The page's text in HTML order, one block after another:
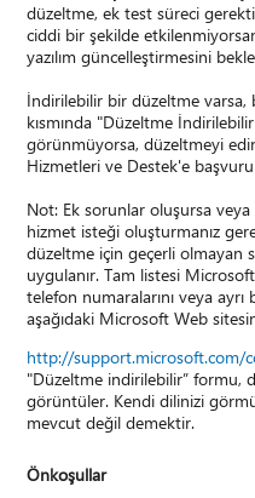
düzeltme, ek test süreci
ciddi bir şekilde
yazılım güncelleştirmesini
İndirilebilir bir düzeltme varsa,
kısmında "Düzeltme
görünmüyorsa, düzeltmeyi
Hizmetleri ve Destek'e
Not: Ek sorunlar oluşursa
hizmet isteği oluşturmanız
düzeltme için geçerli olmayan
uygulanır. Tam listesi
telefon numaralarını veya
aşağıdaki Microsoft Web
http://support.microsoft.com/
"Düzeltme indirilebilir” formu,
görüntüler. Kendi dilinizi
mevcut değil demektir.
Önkoşullar